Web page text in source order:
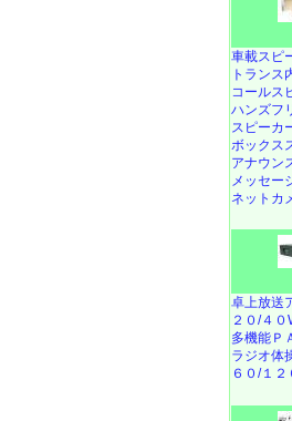
車載スピ
トランス
コールス
ハンズフ
スピーカ
ボックス
アナウン
メッセー
ネットカ
卓上放送
２０/４０
多機能Ｐ
ラジオ体
６０/１